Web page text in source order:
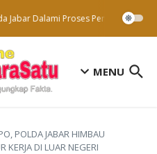
Jabar Dalami Proses Penyelidikan
MENU
POLDA JABAR HIMBAU
KERJA DI LUAR NEGERI